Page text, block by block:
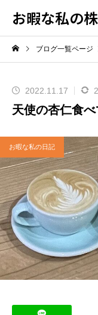
お暇な私の
ブログ一覧ページ
2022.11.17
天使の杏仁食
お暇な私の日記